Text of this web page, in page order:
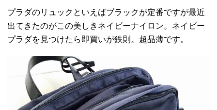
プラダのリュックといえばブラックが定番ですが最近
出てきたのがこの美しきネイビーナイロン。ネイビー
プラダを見つけたら即買いが鉄則。超品薄です。